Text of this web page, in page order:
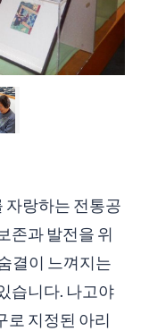
자랑하는 전통공
존과 발전을 위
결이 느껴지는
습니다. 나고야
로 지정된 아리